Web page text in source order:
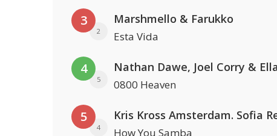
3
2
Marshmello & Farukko
Esta Vida
4
5 0800 Heaven
5
4 How You Samba